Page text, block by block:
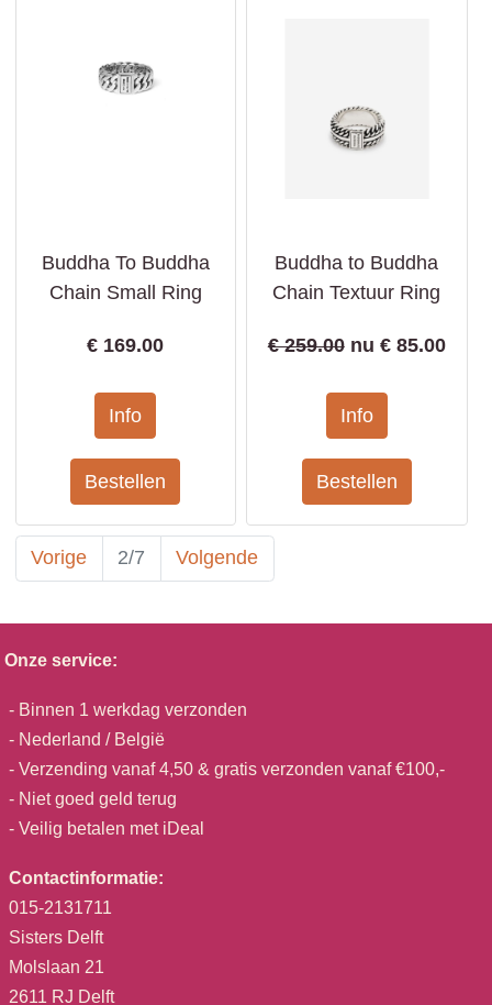
Buddha To Buddha
Chain Small Ring
€ 169.00
Buddha to Buddha
Chain Textuur Ring
€ 259.00nu € 85.00
Vorige 2/7 Volgende
Onze service:
- Binnen 1 werkdag verzonden
- Nederland / België
- Verzending vanaf 4,50 & gratis verzonden vanaf €100,-
- Niet goed geld terug
- Veilig betalen met iDeal
Contactinformatie:
015-2131711
Sisters Delft
Molslaan 21
2611 RJ Delft